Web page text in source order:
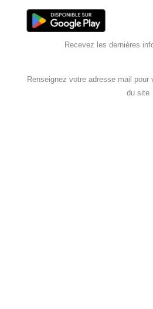
Recevez les dernières
Renseignez votre adresse mail pour
du site